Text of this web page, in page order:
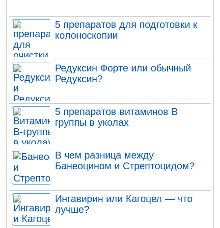
5 препаратов для подготовки к
колоноскопии
Редуксин Форте или обычный
Редуксин?
5 препаратов витаминов В
группы в уколах
В чем разница между
Банеоцином и Стрептоцидом?
Ингавирин или Кагоцел — что
лучше?